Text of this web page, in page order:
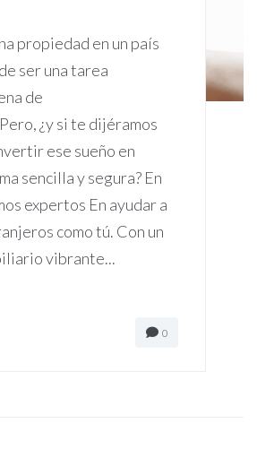
propiedad en un país
ser una tarea
de
¿y si te dijéramos
ese sueño en
sencilla y segura? En
expertos En ayudar a
como tú. Con un
vibrante...
0